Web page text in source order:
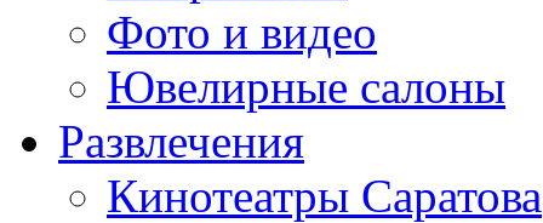
Фото и видео
Ювелирные салоны
Развлечения
Кинотеатры Саратова